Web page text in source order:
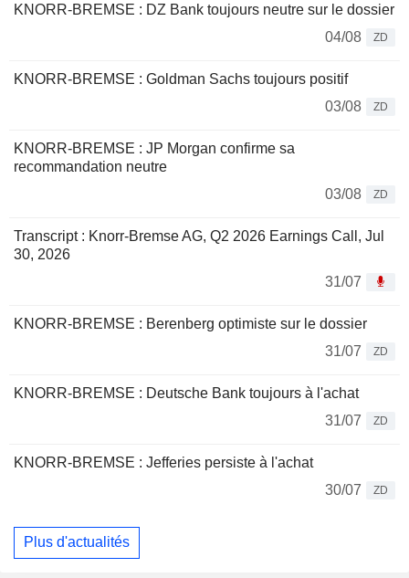
KNORR-BREMSE : DZ Bank toujours neutre sur le dossier
04/08
ZD
KNORR-BREMSE : Goldman Sachs toujours positif
03/08
ZD
KNORR-BREMSE : JP Morgan confirme sa
recommandation neutre
03/08
ZD
Transcript : Knorr-Bremse AG, Q2 2026 Earnings Call, Jul
30, 2026
31/07
KNORR-BREMSE : Berenberg optimiste sur le dossier
31/07
ZD
KNORR-BREMSE : Deutsche Bank toujours à l'achat
31/07
ZD
KNORR-BREMSE : Jefferies persiste à l'achat
30/07
ZD
Plus d'actualités